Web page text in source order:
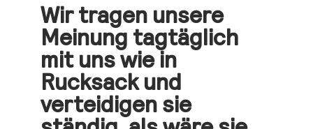
Wir tragen unsere
Meinung tagtäglich
mit uns wie in
Rucksack und
verteidigen sie